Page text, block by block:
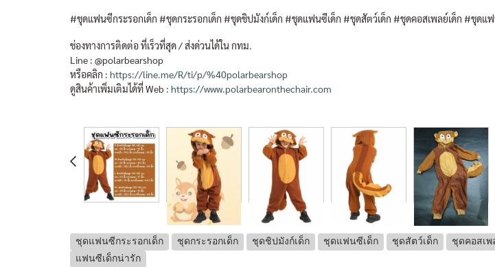
#ชุดแฟนซีกระรอกเด็ก #ชุดกระรอกเด็ก #ชุดชิปมังก์เด็ก #ชุดแฟนซีเด็ก #ชุดสัตว์เด็ก #ชุดคอสเพลย์เด็ก #ชุด
ช่องทางการติดต่อ ที่เร็วที่สุด / ส่งด่วนได้ใน กทม.
Line : @polarbearshop
หรือคลิก : https://line.me/R/ti/p/%40polarbearshop
ดูสินค้าเพิ่มเติมได้ที่ Web : https://www.polarbearonthechair.com
ชุดแฟนซีกระรอกเด็ก ชุดกระรอกเด็ก ชุดชิปมังก์เด็ก ชุดแฟนซีเด็ก ชุดสัตว์เด็ก ชุดคอสเพ
แฟนซีเด็กน่ารัก